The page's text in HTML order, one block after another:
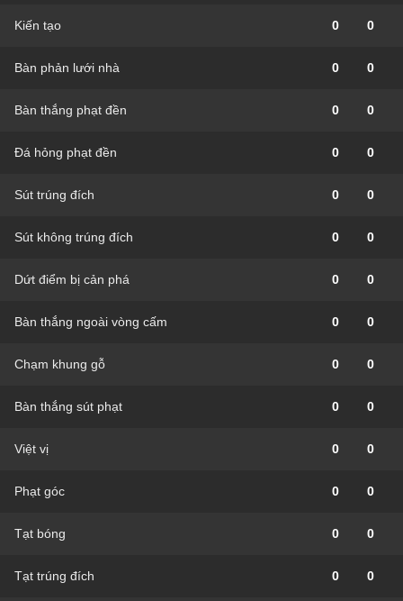
Kiến tạo 0 0
Bàn phản lưới nhà 0 0
Bàn thắng phạt đền 0 0
Đá hỏng phạt đền 0 0
Sút trúng đích 0 0
Sút không trúng đích 0 0
Dứt điểm bị cản phá 0 0
Bàn thắng ngoài vòng cấm 0 0
Chạm khung gỗ 0 0
Bàn thắng sút phạt 0 0
Việt vị 0 0
Phạt góc 0 0
Tạt bóng 0 0
Tạt trúng đích 0 0